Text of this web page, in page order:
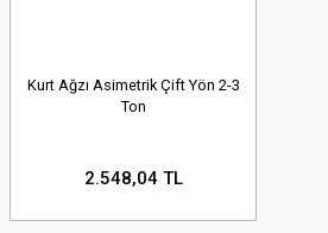
Kurt Ağzı Asimetrik Çift Yön 2-3
Ton
2.548,04 TL